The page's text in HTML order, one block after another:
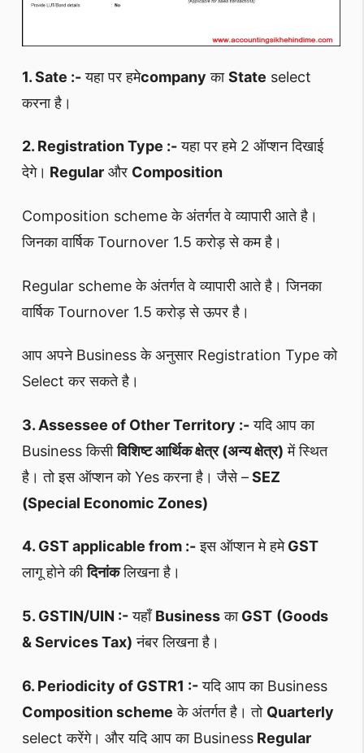
1. Sate :-यहा पर हमेcompany काState select
करना है।
2. Registration Type :-यहा पर हमे 2 ऑप्शन दिखाई
देगे। Regular और Composition
Composition scheme के अंतर्गत वे व्यापारी आते है।
जिनका वार्षिक Tournover 1.5 करोड़ से कम है।
Regular scheme के अंतर्गत वे व्यापारी आते है। जिनका
वार्षिक Tournover 1.5 करोड़ से ऊपर है।
आप अपने Business के अनुसार Registration Type को
Select कर सकते है।
3. Assessee of Other Territory :-यदि आप का
Business किसीविशिष्ट आर्थिक क्षेत्र (अन्य क्षेत्र) में स्थित
है। तो इस ऑप्शन को Yes करना है। जैसे –SEZ
(Special Economic Zones)
4. GST applicable from :-इस ऑप्शन मे हमेGST
लागू होने कीदिनांकलिखना है।
5. GSTIN/UIN :-यहाँ BusinessकाGST (Goods
& Services Tax) नंबर लिखना है।
6. Periodicity of GSTR1 :-यदि आप का Business
Composition scheme के अंतर्गत है। तो Quarterly
select करेंगे। और यदि आप का Business Regular